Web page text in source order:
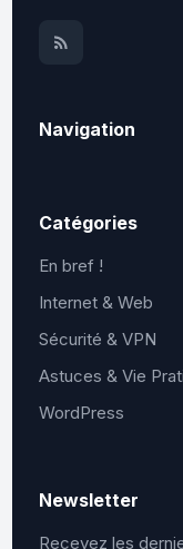
Navigation
Catégories
En bref !
Internet & Web
Sécurité & VPN
Astuces & Vie
WordPress
Newsletter
Recevez les